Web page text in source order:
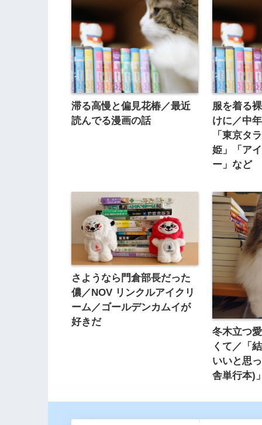
滞る高慢と偏見花椿／最近
読んでる漫画の話
服を着る
けに／中
「東京タ
姫」「ア
ー」など
さようなら門倉部長だった
儂／NOV リンクルアイクリ
ーム／ゴールデンカムイが
好きだ
冬木立つ
くて／「
いいと思
舎単行本)